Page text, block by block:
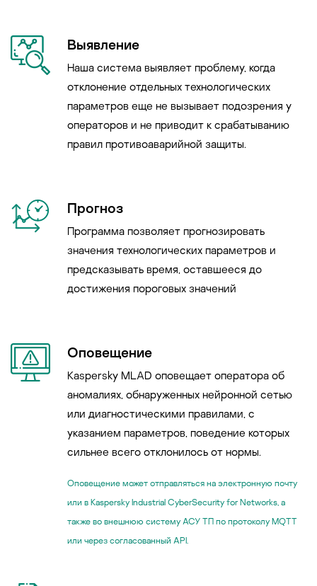
Выявление
Наша система выявляет проблему, когда
отклонение отдельных технологических
параметров еще не вызывает подозрения у
операторов и не приводит к срабатыванию
правил противоаварийной защиты.
Прогноз
Программа позволяет прогнозировать
значения технологических параметров и
предсказывать время, оставшееся до
достижения пороговых значений
Оповещение
Kaspersky MLAD оповещает оператора об
аномалиях, обнаруженных нейронной сетью
или диагностическими правилами, с
указанием параметров, поведение которых
сильнее всего отклонилось от нормы.
Оповещение может отправляться на электронную почту
или в Kaspersky Industrial CyberSecurity for Networks, а
также во внешнюю систему АСУ ТП по протоколу MQTT
или через согласованный API.